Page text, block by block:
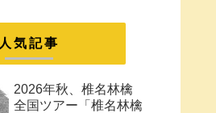
人気記事
2026年秋、椎名林檎
全国ツアー「椎名林檎